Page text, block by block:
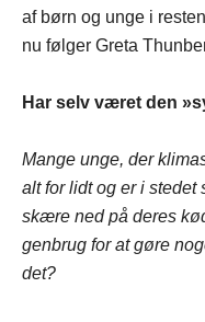
af børn og unge i
nu følger Greta
Har selv været den
Mange unge, der
alt for lidt og er i stedet
skære ned på deres
genbrug for at gøre
det?